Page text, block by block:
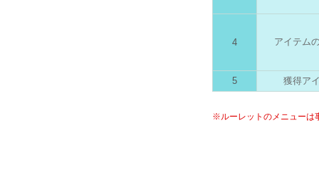
4 アイテム
5 獲得ア
※ルーレットのメニューは